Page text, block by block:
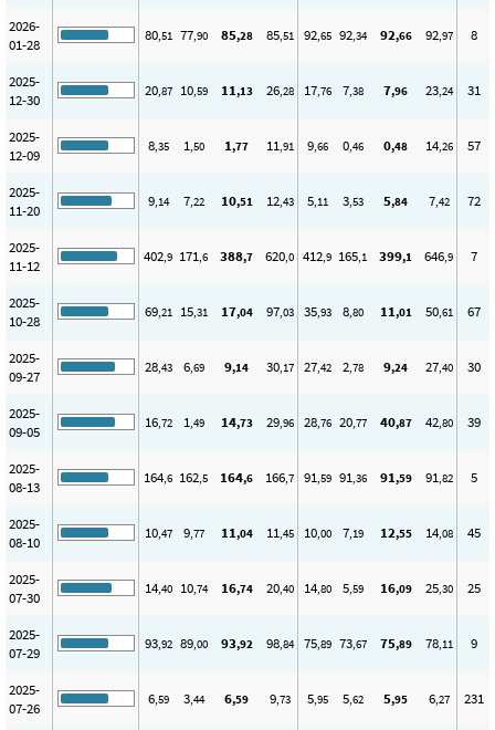
2026-
01-28
80,51 77,90 85,28 85,51 92,65 92,34 92,66 92,97 8
2025-
12-30
20,87 10,59 11,13 26,28 17,76 7,38 7,96 23,24 31
2025-
12-09
8,35 1,50 1,77 11,91 9,66 0,46 0,48 14,26 57
2025-
11-20
9,14 7,22 10,51 12,43 5,11 3,53 5,84 7,42 72
2025-
11-12
402,9 171,6 388,7 620,0 412,9 165,1 399,1 646,9 7
2025-
10-28
69,21 15,31 17,04 97,03 35,93 8,80 11,01 50,61 67
2025-
09-27
28,43 6,69 9,14 30,17 27,42 2,78 9,24 27,40 30
2025-
09-05
16,72 1,49 14,73 29,96 28,76 20,77 40,87 42,80 39
2025-
08-13
164,6 162,5 164,6 166,7 91,59 91,36 91,59 91,82 5
2025-
08-10
10,47 9,77 11,04 11,45 10,00 7,19 12,55 14,08 45
2025-
07-30
14,40 10,74 16,74 20,40 14,80 5,59 16,09 25,30 25
2025-
07-29
93,92 89,00 93,92 98,84 75,89 73,67 75,89 78,11 9
2025-
07-26
6,59 3,44 6,59 9,73 5,95 5,62 5,95 6,27 231